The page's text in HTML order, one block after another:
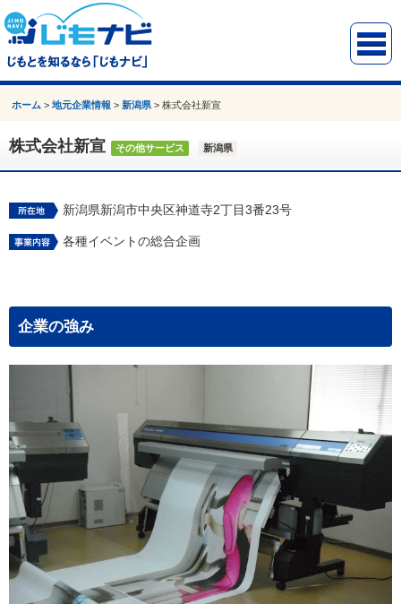
ホーム >地元企業情報 >新潟県 >株式会社新宣
株式会社新宣 その他サービス 新潟県
新潟県新潟市中央区神道寺2丁目3番23号
各種イベントの総合企画
企業の強み